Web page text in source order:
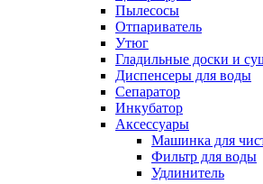
Пылесосы
Отпариватель
Утюг
Гладильные доски и
Диспенсеры для воды
Сепаратор
Инкубатор
Аксессуары
Машинка для
Фильтр для воды
Удлинитель